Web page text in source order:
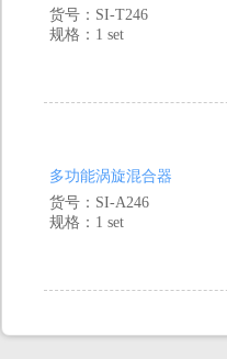
货号：SI-T246
规格：1 set
多功能涡旋混合器
货号：SI-A246
规格：1 set